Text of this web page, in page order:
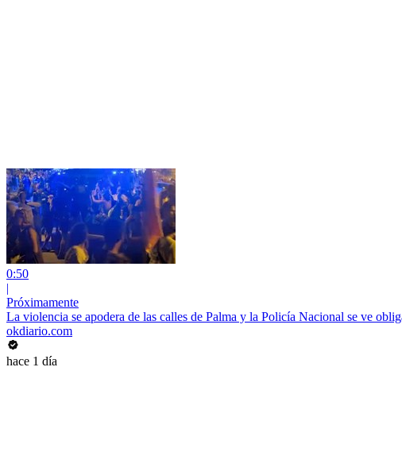
0:50
|
Próximamente
La violencia se apodera de las calles de Palma y la Policía Nacional se ve
okdiario.com
hace 1 día